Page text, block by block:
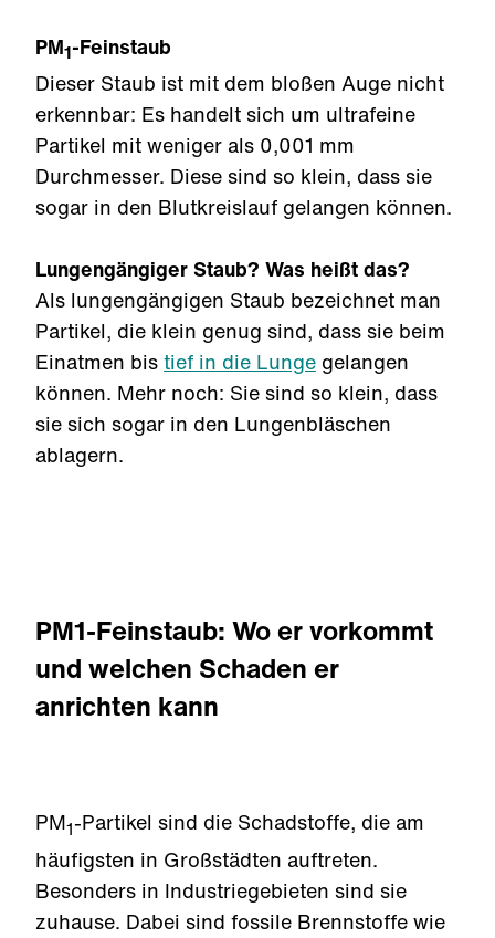
PM1-Feinstaub
Dieser Staub ist mit dem bloßen Auge nicht
erkennbar: Es handelt sich um ultrafeine
Partikel mit weniger als 0,001 mm
Durchmesser. Diese sind so klein, dass sie
sogar in den Blutkreislauf gelangen können.
Lungengängiger Staub? Was heißt das?
Als lungengängigen Staub bezeichnet man
Partikel, die klein genug sind, dass sie beim
Einatmen bistief in die Lunge gelangen
können. Mehr noch: Sie sind so klein, dass
sie sich sogar in den Lungenbläschen
ablagern.
PM1-Feinstaub: Wo er vorkommt
und welchen Schaden er
anrichten kann
PM1-Partikel sind die Schadstoffe, die am
häufigsten in Großstädten auftreten.
Besonders in Industriegebieten sind sie
zuhause. Dabei sind fossile Brennstoffe wie